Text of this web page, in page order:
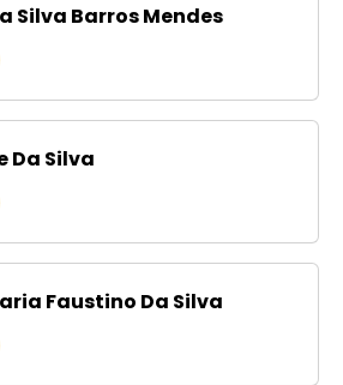
Silva Barros Mendes
Da Silva
Faustino Da Silva